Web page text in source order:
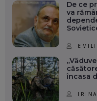
De ce
va
încasa